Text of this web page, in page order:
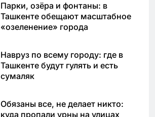
Парки, озёра и фонтаны: в
Ташкенте обещают масштабное
«озеленение» города
Навруз по всему городу: где в
Ташкенте будут гулять и есть
сумаляк
Обязаны все, не делает никто:
куда пропали урны на улицах